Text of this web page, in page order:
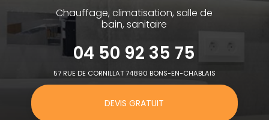
Chauffage, climatisation, salle de
bain, sanitaire
04 50 92 35 75
57 RUE DE CORNILLAT 74890 BONS-EN-CHABLAIS
DEVIS GRATUIT